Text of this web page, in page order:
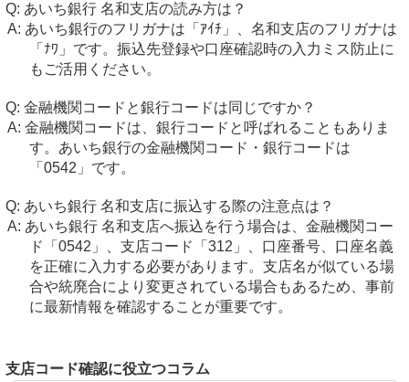
あいち銀行 名和支店の読み方は？
あいち銀行のフリガナは「ｱｲﾁ」、名和支店のフリガナは
「ﾅﾜ」です。振込先登録や口座確認時の入力ミス防止に
もご活用ください。
金融機関コードと銀行コードは同じですか？
金融機関コードは、銀行コードと呼ばれることもありま
す。あいち銀行の金融機関コード・銀行コードは
「0542」です。
あいち銀行 名和支店に振込する際の注意点は？
あいち銀行 名和支店へ振込を行う場合は、金融機関コー
ド「0542」、支店コード「312」、口座番号、口座名義
を正確に入力する必要があります。支店名が似ている場
合や統廃合により変更されている場合もあるため、事前
に最新情報を確認することが重要です。
支店コード確認に役立つコラム